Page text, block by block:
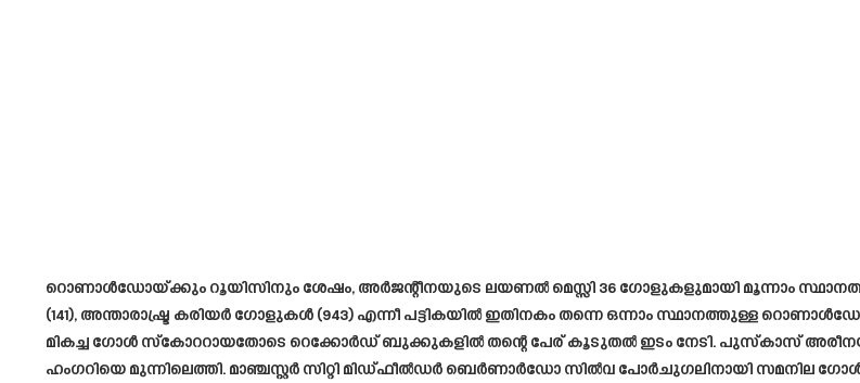
റൊണാൾഡോയ്ക്കും റൂയിസിനും ശേഷം, അർജന്റീനയുടെ ലയണൽ മെസ്സി 36 ഗോളുകളുമായി മൂന്നാം
(141), അന്താരാഷ്ട്ര കരിയർ ഗോളുകൾ (943) എന്നീ പട്ടികയിൽ ഇതിനകം തന്നെ ഒന്നാം സ്ഥാനത്തുള്ള
മികച്ച ഗോൾ സ്കോററായതോടെ റെക്കോർഡ് ബുക്കുകളിൽ തന്റെ പേര് കൂടുതൽ ഇടം നേടി. പുസ്കാസ്
ഹംഗറിയെ മുന്നിലെത്തി. മാഞ്ചസ്റ്റർ സിറ്റി മിഡ്ഫീൽഡർ ബെർണാർഡോ സിൽവ പോർചുഗലിനായി സമനില ഗോൾ